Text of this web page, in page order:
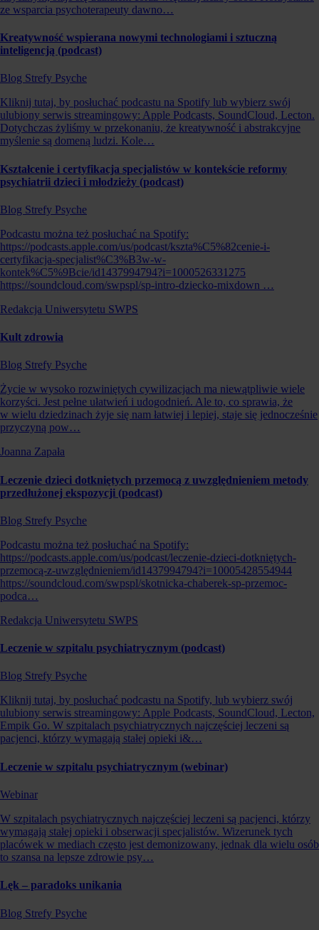
ze wsparcia psychoterapeuty dawno…
Kreatywność wspierana nowymi technologiami i sztuczną
inteligencją (podcast)
Blog Strefy Psyche
Kliknij tutaj, by posłuchać podcastu na Spotify lub wybierz swój
ulubiony serwis streamingowy: Apple Podcasts, SoundCloud, Lecton.
Dotychczas żyliśmy w przekonaniu, że kreatywność i abstrakcyjne
myślenie są domeną ludzi. Kole…
Kształcenie i certyfikacja specjalistów w kontekście reformy
psychiatrii dzieci i młodzieży (podcast)
Blog Strefy Psyche
Podcastu można też posłuchać na Spotify:
https://podcasts.apple.com/us/podcast/kszta%C5%82cenie-i-
certyfikacja-specjalist%C3%B3w-w-
kontek%C5%9Bcie/id1437994794?i=1000526331275
https://soundcloud.com/swpspl/sp-intro-dziecko-mixdown …
Redakcja Uniwersytetu SWPS
Kult zdrowia
Blog Strefy Psyche
Życie w wysoko rozwiniętych cywilizacjach ma niewątpliwie wiele
korzyści. Jest pełne ułatwień i udogodnień. Ale to, co sprawia, że
w wielu dziedzinach żyje się nam łatwiej i lepiej, staje się jednocześnie
przyczyną pow…
Joanna Zapała
Leczenie dzieci dotkniętych przemocą z uwzględnieniem metody
przedłużonej ekspozycji (podcast)
Blog Strefy Psyche
Podcastu można też posłuchać na Spotify:
https://podcasts.apple.com/us/podcast/leczenie-dzieci-dotkniętych-
przemocą-z-uwzględnieniem/id1437994794?i=10005428554944
https://soundcloud.com/swpspl/skotnicka-chaberek-sp-przemoc-
podca…
Redakcja Uniwersytetu SWPS
Leczenie w szpitalu psychiatrycznym (podcast)
Blog Strefy Psyche
Kliknij tutaj, by posłuchać podcastu na Spotify, lub wybierz swój
ulubiony serwis streamingowy: Apple Podcasts, SoundCloud, Lecton,
Empik Go. W szpitalach psychiatrycznych najczęściej leczeni są
pacjenci, którzy wymagają stałej opieki i&…
Leczenie w szpitalu psychiatrycznym (webinar)
Webinar
W szpitalach psychiatrycznych najczęściej leczeni są pacjenci, którzy
wymagają stałej opieki i obserwacji specjalistów. Wizerunek tych
placówek w mediach często jest demonizowany, jednak dla wielu osób
to szansa na lepsze zdrowie psy…
Lęk – paradoks unikania
Blog Strefy Psyche